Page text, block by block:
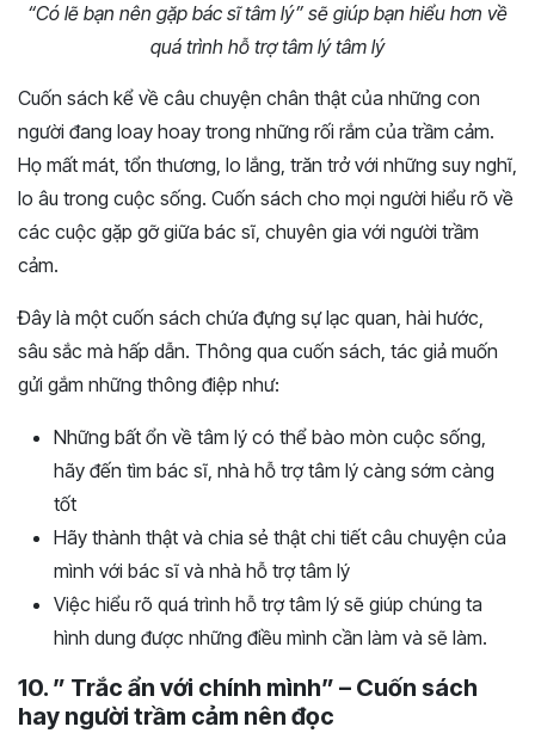
“Có lẽ bạn nên gặp bác sĩ tâm lý” sẽ giúp bạn hiểu hơn về
quá trình hỗ trợ tâm lý tâm lý
Cuốn sách kể về câu chuyện chân thật của những con
người đang loay hoay trong những rối rắm của trầm cảm.
Họ mất mát, tổn thương, lo lắng, trăn trở với những suy nghĩ,
lo âu trong cuộc sống. Cuốn sách cho mọi người hiểu rõ về
các cuộc gặp gỡ giữa bác sĩ, chuyên gia với người trầm
cảm.
Đây là một cuốn sách chứa đựng sự lạc quan, hài hước,
sâu sắc mà hấp dẫn. Thông qua cuốn sách, tác giả muốn
gửi gắm những thông điệp như:
Những bất ổn về tâm lý có thể bào mòn cuộc sống,
hãy đến tìm bác sĩ, nhà hỗ trợ tâm lý càng sớm càng
tốt
Hãy thành thật và chia sẻ thật chi tiết câu chuyện của
mình với bác sĩ và nhà hỗ trợ tâm lý
Việc hiểu rõ quá trình hỗ trợ tâm lý sẽ giúp chúng ta
hình dung được những điều mình cần làm và sẽ làm.
10. ” Trắc ẩn với chính mình” – Cuốn sách
hay người trầm cảm nên đọc